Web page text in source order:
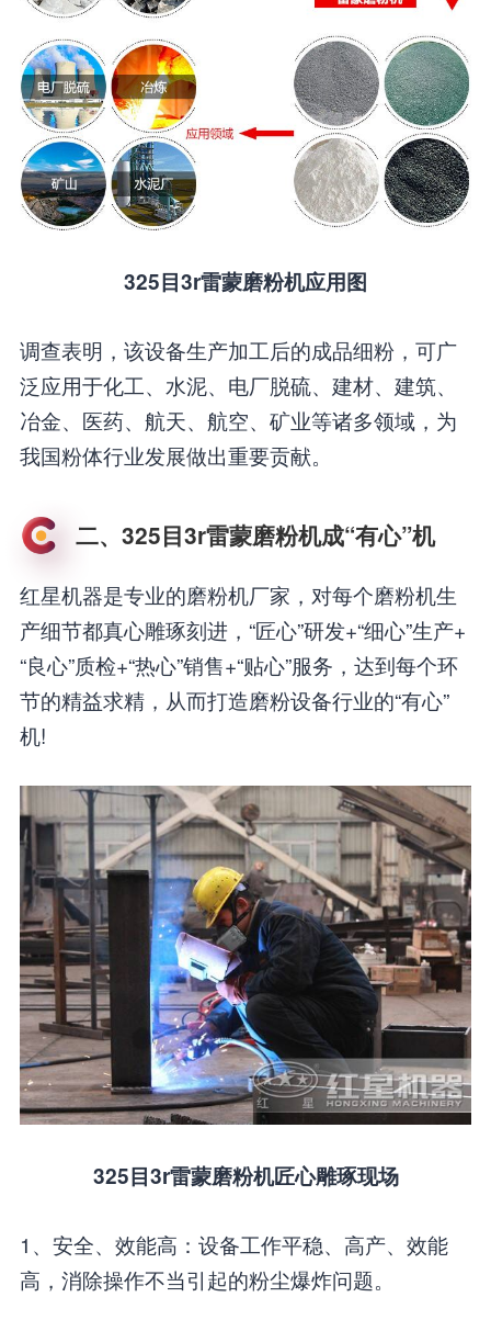
325目3r雷蒙磨粉机应用图
调查表明，该设备生产加工后的成品细粉，可广
泛应用于化工、水泥、电厂脱硫、建材、建筑、
冶金、医药、航天、航空、矿业等诸多领域，为
我国粉体行业发展做出重要贡献。
二、325目3r雷蒙磨粉机成“有心”机
红星机器是专业的磨粉机厂家，对每个磨粉机生
产细节都真心雕琢刻进，“匠心”研发+“细心”生产+
“良心”质检+“热心”销售+“贴心”服务，达到每个环
节的精益求精，从而打造磨粉设备行业的“有心”
机!
325目3r雷蒙磨粉机匠心雕琢现场
1、安全、效能高：设备工作平稳、高产、效能
高，消除操作不当引起的粉尘爆炸问题。